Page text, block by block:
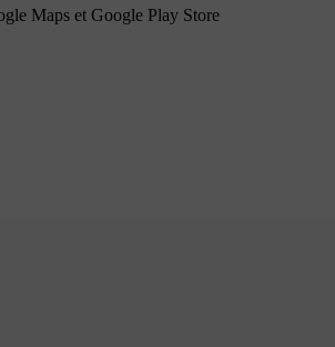
Maps et Google Play Store